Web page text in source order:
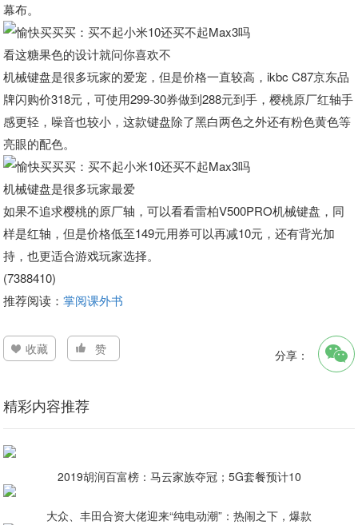
幕布。
看这糖果色的设计就问你喜欢不
机械键盘是很多玩家的爱宠，但是价格一直较高，ikbc C87京东品
牌闪购价318元，可使用299-30券做到288元到手，樱桃原厂红轴手
感更轻，噪音也较小，这款键盘除了黑白两色之外还有粉色黄色等
亮眼的配色。
机械键盘是很多玩家最爱
如果不追求樱桃的原厂轴，可以看看雷柏V500PRO机械键盘，同
样是红轴，但是价格低至149元用券可以再减10元，还有背光加
持，也更适合游戏玩家选择。
(7388410)
推荐阅读：掌阅课外书
收藏 赞 分享：
精彩内容推荐
2019胡润百富榜：马云家族夺冠；5G套餐预计10
大众、丰田合资大佬迎来“纯电动潮”：热闹之下，爆款